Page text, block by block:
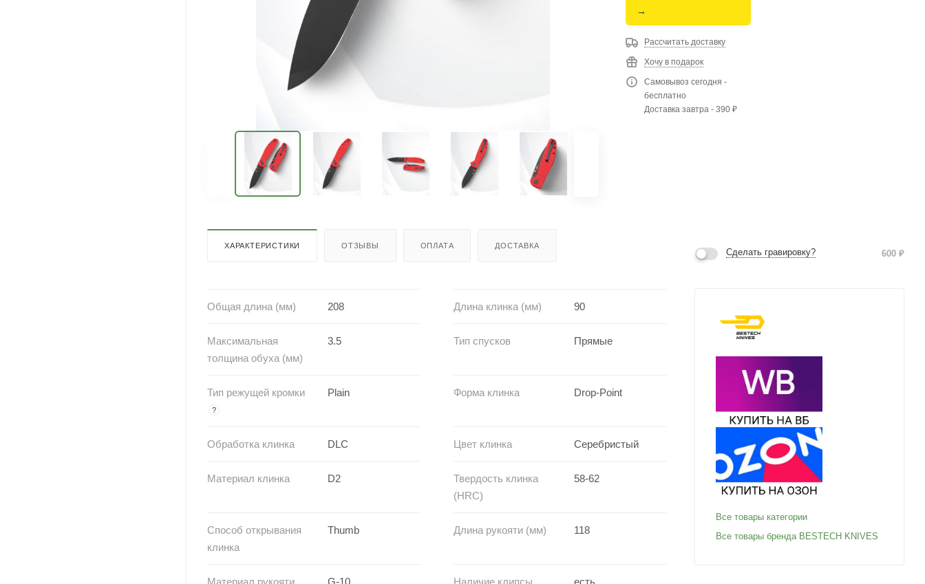
→
Рассчитать доставку
Хочу в подарок
Самовывоз сегодня -
бесплатно
Доставка завтра - 390 ₽
ХАРАКТЕРИСТИКИ ОТЗЫВЫ ОПЛАТА ДОСТАВКА
Общая длина (мм) 208 Длина клинка (мм) 90
Максимальная
толщина обуха (мм)
3.5 Тип спусков Прямые
Тип режущей кромки
?
Plain Форма клинка Drop-Point
Обработка клинка DLC Цвет клинка Серебристый
Материал клинка D2
Твердость клинка
(HRC)
58-62
Способ открывания
клинка
Thumb Длина рукояти (мм) 118
Материал рукояти G-10 Наличие клипсы есть
Сделать гравировку? 600 ₽
Все товары категории
Все товары бренда BESTECH KNIVES